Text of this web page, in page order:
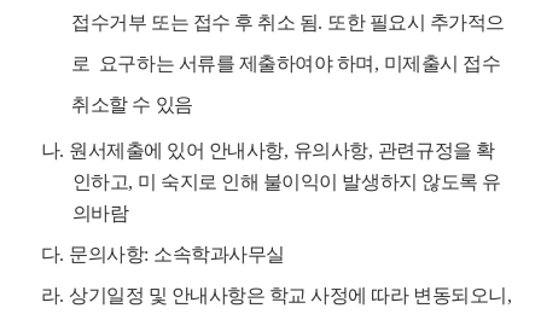
접수거부 또는 접수 후 취소 됨. 또한 필요시 추가적으
로 요구하는 서류를 제출하여야 하며 , 미제출시 접수
취소할 수 있음
나. 원서제출에 있어 안내사항, 유의사항, 관련규정을 확
인하고, 미 숙지로 인해 불이익이 발생하지 않도록 유
의바람
다. 문의사항: 소속학과사무실
라. 상기일정 및 안내사항은 학교 사정에 따라 변동되오니 ,